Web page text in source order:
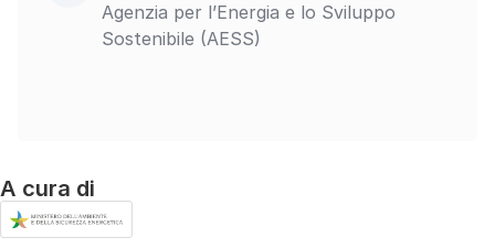
Agenzia per l’Energia e lo Sviluppo
Sostenibile (AESS)
A cura di